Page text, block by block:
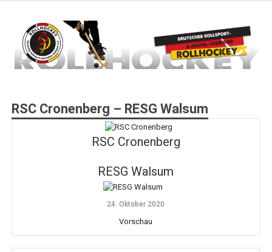
springen
RSC Cronenberg – RESG Walsum
RSC Cronenberg
RESG Walsum
24. Oktober 2020
Vorschau